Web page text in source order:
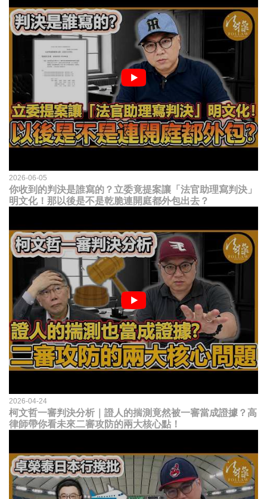
2026-06-05
你收到的判決是誰寫的？立委竟提案讓「法官助理寫判決」
明文化！那以後是不是乾脆連開庭都外包出去？
2026-04-24
柯文哲一審判決分析｜證人的揣測竟然被一審當成證據？高
律師帶你看未來二審攻防的兩大核心點！